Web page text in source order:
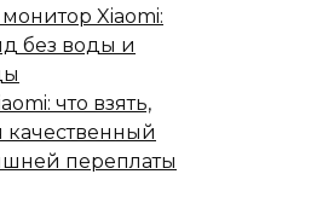
Xiaomi:
без воды и
что взять,
качественный
переплаты